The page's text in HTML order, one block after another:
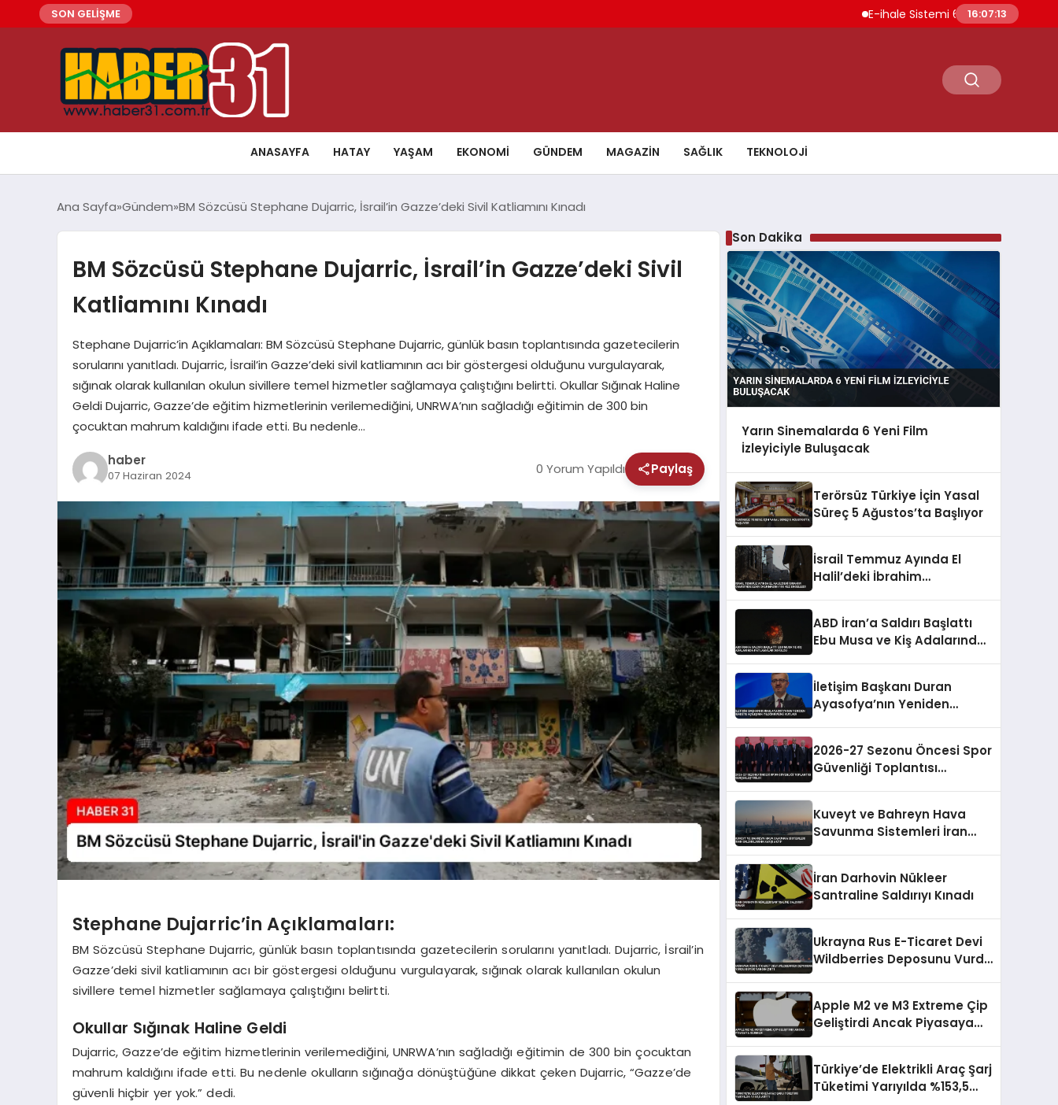
SON GELİŞME E-ihale Sistemi 6 Ayda 2.7 Milyar Lira Gelir
16:07:14
ANASAYFA HATAY YAŞAM EKONOMI GÜNDEM MAGAZIN SAĞLIK TEKNOLOJI
Ana Sayfa Gündem BM Sözcüsü Stephane Dujarric, İsrail’in Gazze’deki Sivil Katliamını Kınadı
BM Sözcüsü Stephane Dujarric, İsrail’in Gazze’deki Sivil
Katliamını Kınadı
Stephane Dujarric’in Açıklamaları: BM Sözcüsü Stephane Dujarric, günlük basın toplantısında gazetecilerin
sorularını yanıtladı. Dujarric, İsrail’in Gazze’deki sivil katliamının acı bir göstergesi olduğunu vurgulayarak,
sığınak olarak kullanılan okulun sivillere temel hizmetler sağlamaya çalıştığını belirtti. Okullar Sığınak Haline
Geldi Dujarric, Gazze’de eğitim hizmetlerinin verilemediğini, UNRWA’nın sağladığı eğitimin de 300 bin
çocuktan mahrum kaldığını ifade etti. Bu nedenle…
haber
07 Haziran 2024 0 Yorum Yapıldı Paylaş
Stephane Dujarric’in Açıklamaları:
BM Sözcüsü Stephane Dujarric, günlük basın toplantısında gazetecilerin sorularını yanıtladı. Dujarric, İsrail’in
Gazze’deki sivil katliamının acı bir göstergesi olduğunu vurgulayarak, sığınak olarak kullanılan okulun
sivillere temel hizmetler sağlamaya çalıştığını belirtti.
Okullar Sığınak Haline Geldi
Dujarric, Gazze’de eğitim hizmetlerinin verilemediğini, UNRWA’nın sağladığı eğitimin de 300 bin çocuktan
mahrum kaldığını ifade etti. Bu nedenle okulların sığınağa dönüştüğüne dikkat çeken Dujarric, “Gazze’de
güvenli hiçbir yer yok.” dedi.
Son Dakika
Yarın Sinemalarda 6 Yeni Film
İzleyiciyle Buluşacak
Terörsüz Türkiye İçin Yasal
Süreç 5 Ağustos’ta Başlıyor
İsrail Temmuz Ayında El
Halil’deki İbrahim
Engelledi
ABD İran’a Saldırı Başlattı
Ebu Musa ve Kiş Adalarında
İletişim Başkanı Duran
Ayasofya’nın Yeniden
2026-27 Sezonu Öncesi Spor
Güvenliği Toplantısı
Kuveyt ve Bahreyn Hava
Savunma Sistemleri İran
İran Darhovin Nükleer
Santraline Saldırıyı Kınadı
Ukrayna Rus E-Ticaret Devi
Wildberries Deposunu Vurdu
Apple M2 ve M3 Extreme Çip
Geliştirdi Ancak Piyasaya
Türkiye’de Elektrikli Araç Şarj
Tüketimi Yarıyılda %153,5